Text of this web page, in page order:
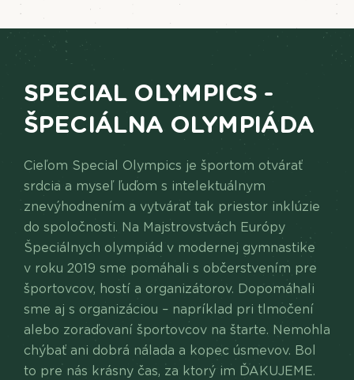
SPECIAL OLYMPICS -
ŠPECIÁLNA OLYMPIÁDA
Cieľom Special Olympics je športom otvárať
srdcia a myseľ ľuďom s intelektuálnym
znevýhodnením a vytvárať tak priestor inklúzie
do spoločnosti. Na Majstrovstvách Európy
Špeciálnych olympiád v modernej gymnastike
v roku 2019 sme pomáhali s občerstvením pre
športovcov, hostí a organizátorov. Dopomáhali
sme aj s organizáciou – napríklad pri tlmočení
alebo zoraďovaní športovcov na štarte. Nemohla
chýbať ani dobrá nálada a kopec úsmevov. Bol
to pre nás krásny čas, za ktorý im ĎAKUJEME.